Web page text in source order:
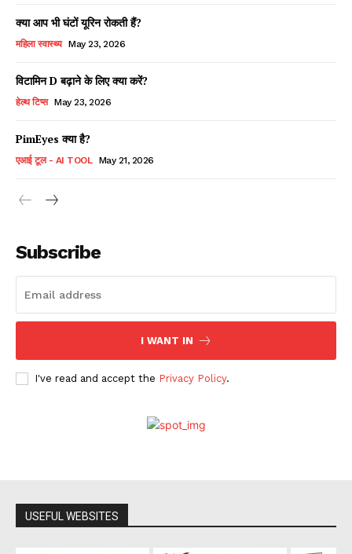
क्या आप भी घंटों यूरिन रोकती हैं?
महिला स्वास्थ्य May 23, 2026
विटामिन D बढ़ाने के लिए क्या करें?
हेल्थ टिप्स May 23, 2026
PimEyes क्या है?
एआई टूल - AI TOOL May 21, 2026
Subscribe
I WANT IN
I've read and accept the Privacy Policy.
USEFUL WEBSITES